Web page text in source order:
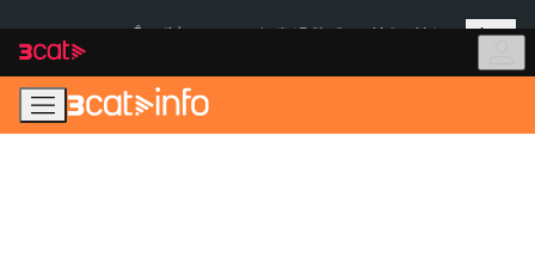
navegació
principal
contingut
Més